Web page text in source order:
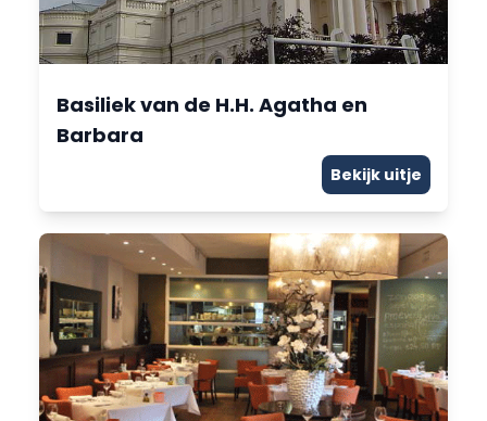
Basiliek van de H.H. Agatha en
Barbara
Bekijk uitje